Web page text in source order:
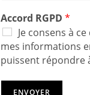
Accord RGPD *
Je consens à
mes informations
puissent répondre
ENVOYER